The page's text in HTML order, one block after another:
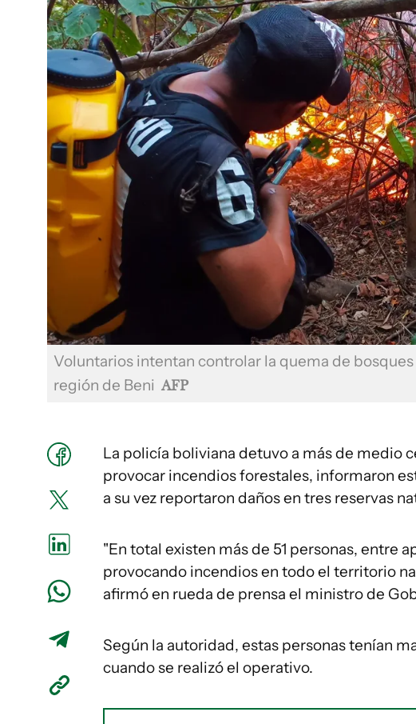
Voluntarios intentan controlar la quema de
región de Beni AFP
La policía boliviana detuvo a más de medio
provocar incendios forestales, informaron
a su vez reportaron daños en tres reservas
"En total existen más de 51 personas, entre
provocando incendios en todo el territorio
afirmó en rueda de prensa el ministro de
Según la autoridad, estas personas tenían
cuando se realizó el operativo.